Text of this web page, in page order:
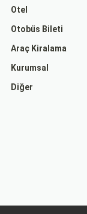
Otel
Otobüs Bileti
Araç Kiralama
Kurumsal
Diğer